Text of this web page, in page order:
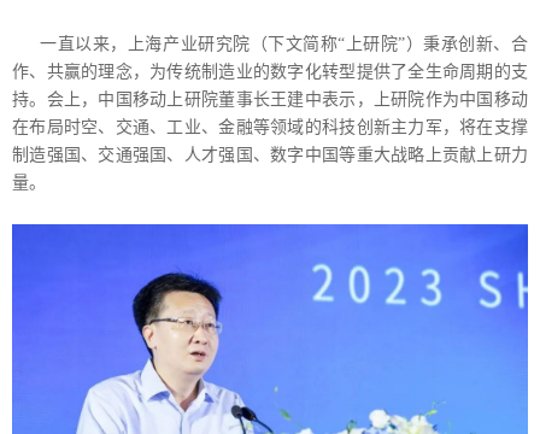
一直以来，上海产业研究院（下文简称“上研院”）秉承创新、合
作、共赢的理念，为传统制造业的数字化转型提供了全生命周期的支
持。会上，中国移动上研院董事长王建中表示，上研院作为中国移动
在布局时空、交通、工业、金融等领域的科技创新主力军，将在支撑
制造强国、交通强国、人才强国、数字中国等重大战略上贡献上研力
量。